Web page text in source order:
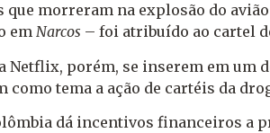
morreram na explosão do
em Narcos – foi atribuído ao cartel
porém, se inserem em um
tema a ação de cartéis da
dá incentivos financeiros